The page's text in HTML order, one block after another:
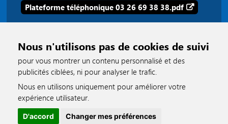
Nous n'utilisons pas de cookies de suivi
pour vous montrer un contenu personnalisé et des
publicités ciblées, ni pour analyser le trafic.
Nous en utilisons uniquement pour améliorer votre
expérience utilisateur.
D'accord Changer mes préférences
Plateforme téléphonique 03 26 69 38 38.pdf
accessible